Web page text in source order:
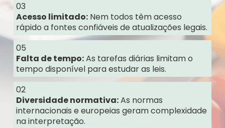
03
Acesso limitado: Nem todos têm acesso
rápido a fontes confiáveis de atualizações legais.
05
Falta de tempo:As tarefas diárias limitam o
tempo disponível para estudar as leis.
02
Diversidade normativa:As normas
internacionais e europeias geram complexidade
na interpretação.